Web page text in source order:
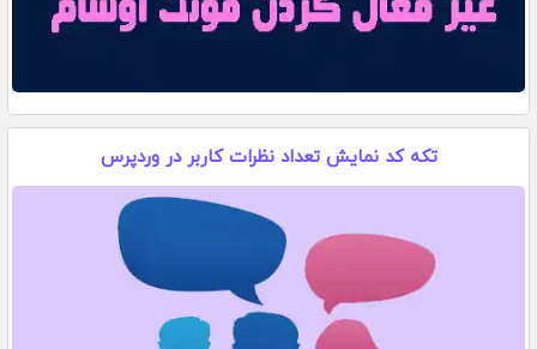
تکه کد نمایش تعداد نظرات کاربر در وردپرس